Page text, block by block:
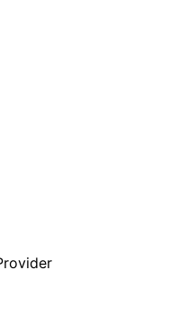
Provider
Processing System
Payment Solution
Summit Dubai